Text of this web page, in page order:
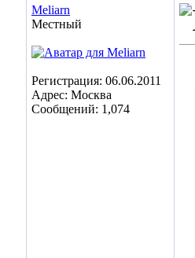
Meliarn
Местный
Регистрация: 06.06.2011
Адрес: Москва
Сообщений: 1,074